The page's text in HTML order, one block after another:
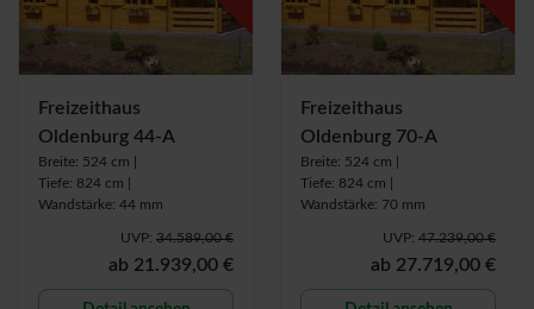
Freizeithaus
Oldenburg 44-A
Breite: 524 cm |
Tiefe: 824 cm |
Wandstärke: 44 mm
UVP: 34.589,00 €
ab 21.939,00 €
Freizeithaus
Oldenburg 70-A
Breite: 524 cm |
Tiefe: 824 cm |
Wandstärke: 70 mm
UVP: 47.239,00 €
ab 27.719,00 €